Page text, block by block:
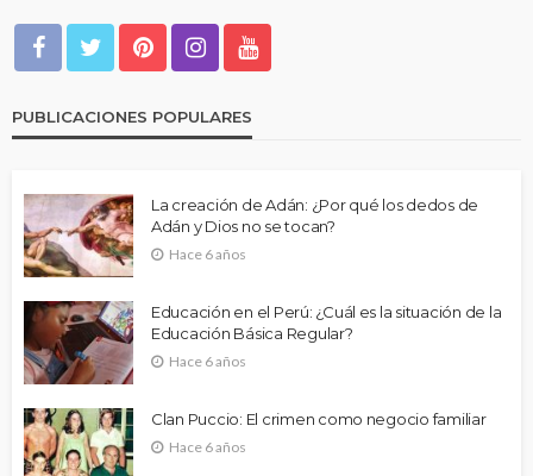
PUBLICACIONES POPULARES
La creación de Adán: ¿Por qué los dedos de
Adán y Dios no se tocan?
Hace 6 años
Educación en el Perú: ¿Cuál es la situación de la
Educación Básica Regular?
Hace 6 años
Clan Puccio: El crimen como negocio familiar
Hace 6 años